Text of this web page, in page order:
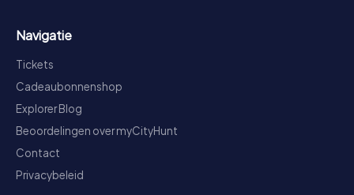
Navigatie
Tickets
Cadeaubonnenshop
Explorer Blog
Beoordelingen over myCityHunt
Contact
Privacybeleid